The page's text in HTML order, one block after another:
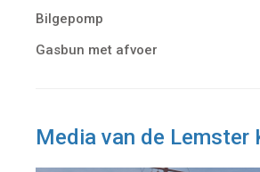
Bilgepomp
Gasbun met afvoer
Media van de Lemster